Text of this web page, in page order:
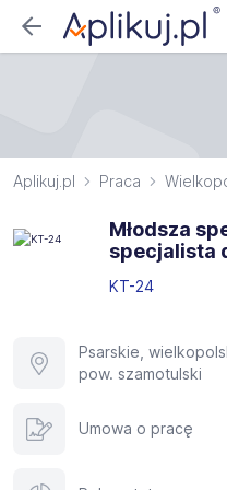
Aplikuj.pl Praca
Młodsza
specjalista
KT-24
Psarskie,
pow. szamotulski
Umowa o pracę